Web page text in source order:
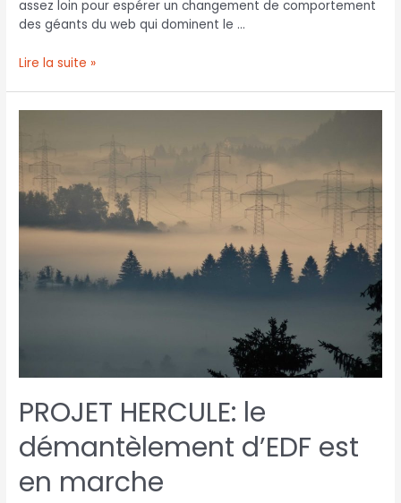
assez loin pour espérer un changement de comportement
des géants du web qui dominent le …
Lire la suite »
PROJET HERCULE: le
démantèlement d’EDF est
en marche